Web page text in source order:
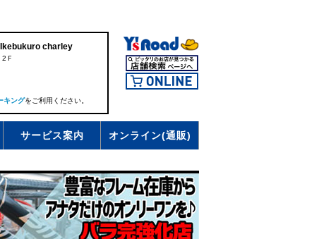
Ikebukuro charley
Ｆ
キングをご利用ください。
サービス案内 オンライン(通販)